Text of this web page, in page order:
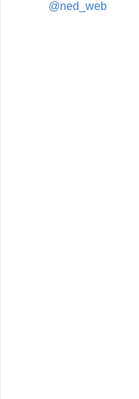
@ned_web